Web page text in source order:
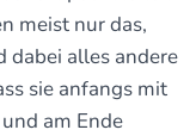
meist nur das,
dabei alles andere
sie anfangs mit
am Ende